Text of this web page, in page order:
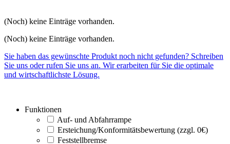
(Noch) keine Einträge vorhanden.
(Noch) keine Einträge vorhanden.
Sie haben das gewünschte Produkt noch nicht gefunden? Schreiben
Sie uns oder rufen Sie uns an. Wir erarbeiten für Sie die optimale
und wirtschaftlichste Lösung.
Funktionen
Auf- und Abfahrrampe
Ersteichung/Konformitätsbewertung (zzgl. 0€)
Feststellbremse